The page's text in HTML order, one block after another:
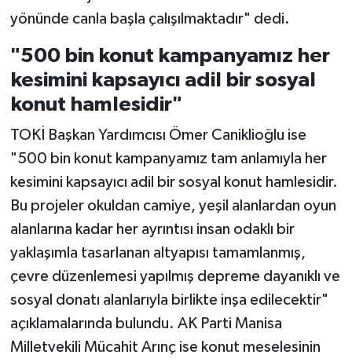
yönünde canla başla çalışılmaktadır" dedi.
"500 bin konut kampanyamız her
kesimini kapsayıcı adil bir sosyal
konut hamlesidir"
TOKİ Başkan Yardımcısı Ömer Caniklioğlu ise
"500 bin konut kampanyamız tam anlamıyla her
kesimini kapsayıcı adil bir sosyal konut hamlesidir.
Bu projeler okuldan camiye, yeşil alanlardan oyun
alanlarına kadar her ayrıntısı insan odaklı bir
yaklaşımla tasarlanan altyapısı tamamlanmış,
çevre düzenlemesi yapılmış depreme dayanıklı ve
sosyal donatı alanlarıyla birlikte inşa edilecektir"
açıklamalarında bulundu. AK Parti Manisa
Milletvekili Mücahit Arınç ise konut meselesinin